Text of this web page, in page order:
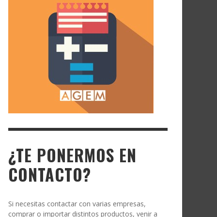
¿TE PONERMOS EN
CONTACTO?
Si necesitas contactar con varias empresas,
comprar o importar distintos productos, venir a